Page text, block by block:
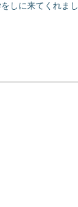
しに来てくれま